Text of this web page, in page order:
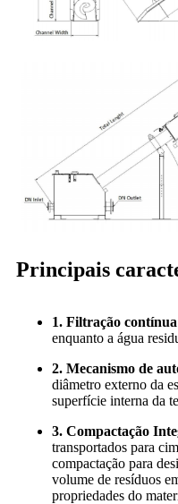
Principais
1. Filtração
enquanto a água
2. Mecanismo de
diâmetro externo da
superfície interna da
3. Compactação
transportados para
compactação para
volume de resíduos
propriedades do